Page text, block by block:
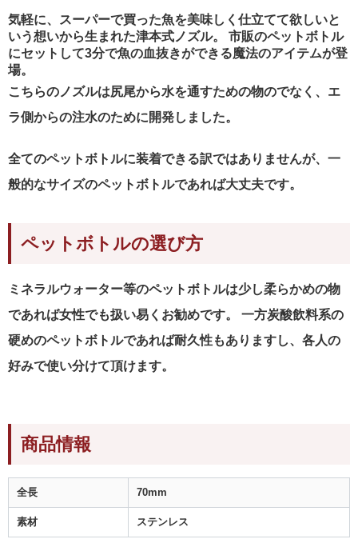
気軽に、スーパーで買った魚を美味しく仕立てて欲しいと
いう想いから生まれた津本式ノズル。 市販のペットボトル
にセットして3分で魚の血抜きができる魔法のアイテムが登
場。
こちらのノズルは尻尾から水を通すための物のでなく、エ
ラ側からの注水のために開発しました。
全てのペットボトルに装着できる訳ではありませんが、一
般的なサイズのペットボトルであれば大丈夫です。
ペットボトルの選び方
ミネラルウォーター等のペットボトルは少し柔らかめの物
であれば女性でも扱い易くお勧めです。 一方炭酸飲料系の
硬めのペットボトルであれば耐久性もありますし、各人の
好みで使い分けて頂けます。
商品情報
全長 70mm
素材 ステンレス